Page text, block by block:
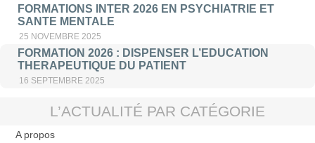
FORMATIONS INTER 2026 EN PSYCHIATRIE ET
SANTE MENTALE
25 NOVEMBRE 2025
FORMATION 2026 : DISPENSER L’EDUCATION
THERAPEUTIQUE DU PATIENT
16 SEPTEMBRE 2025
L’ACTUALITÉ PAR CATÉGORIE
A propos